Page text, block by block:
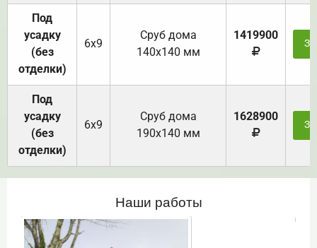
Под
усадку
(без
отделки)
6х9
Cруб дома
140х140 мм
1419900
Под
усадку
(без
отделки)
6х9
Cруб дома
190х140 мм
1628900
Наши работы